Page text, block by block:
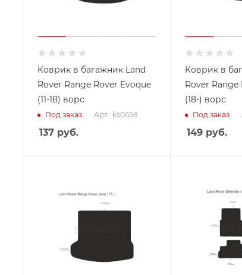
Коврик в багажник Land
Rover Range Rover Evoque
(11-18) ворс
Под заказ Арт.: ks0658
137 руб.
Коврик в
Rover Range
(18-) ворс
Под заказ
149 руб.